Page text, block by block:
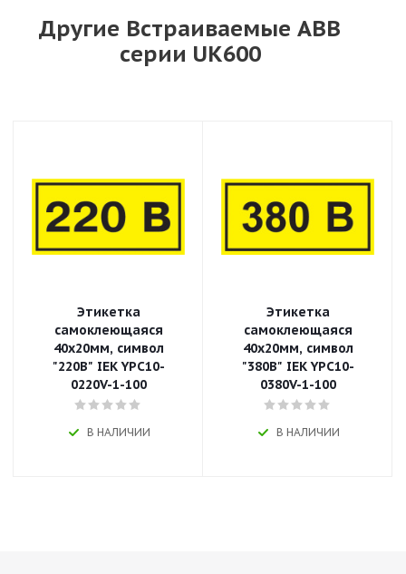
Другие Встраиваемые ABB
серии UK600
Этикетка
самоклеющаяся
40х20мм, символ
"220В" IEK YPC10-
0220V-1-100
В НАЛИЧИИ
Этикетка
самоклеющаяся
40х20мм, символ
"380В" IEK YPC10-
0380V-1-100
В НАЛИЧИИ